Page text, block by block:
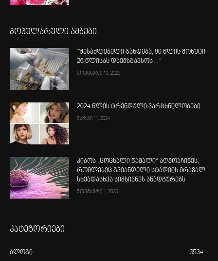
პოპულარული ამბები
“შესაძლებელი გახდება, 80 წლის მოხუცი
26 წლისას დაემსგავსოს…“
ნოემბერი 10, 2023
2024 წლის ტრენდული ვარცხნილობები
მარტი 11, 2024
კიბოს „ცოცხალი წამალი“ აღმოაჩინეს,
რომლებიც გვიანდელი სტადიის მრავალ
სხვადასხვა სიმსივნეს ანადგურებს
ნოემბერი 1, 2023
კატეგორიები
ბლოგი 3534